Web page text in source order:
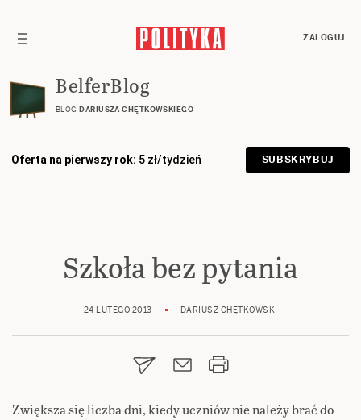
ZALOGUJ
BelferBlog
BLOG DARIUSZA CHĘTKOWSKIEGO
Oferta na pierwszy rok: 5 zł/tydzień SUBSKRYBUJ
Szkoła bez pytania
24 LUTEGO 2013 DARIUSZ CHĘTKOWSKI
Zwiększa się liczba dni, kiedy uczniów nie należy brać do